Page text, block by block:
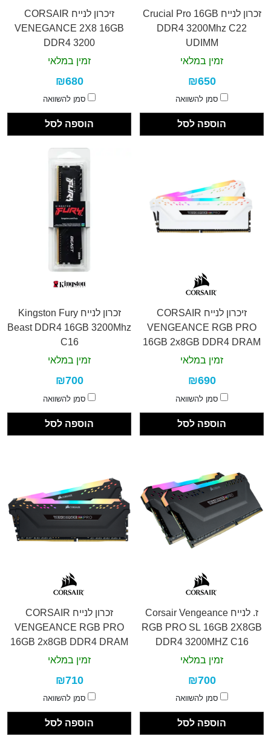
זכרון לנייח Crucial Pro 16GB
DDR4 3200Mhz C22
UDIMM
זמין במלאי
₪650
סמן להשוואה
הוספה לסל
זיכרון לנייח CORSAIR
VENEGANCE 2X8 16GB
DDR4 3200
זמין במלאי
₪680
סמן להשוואה
הוספה לסל
זיכרון לנייח CORSAIR
VENGEANCE RGB PRO
16GB 2x8GB DDR4 DRAM
WHITE
זמין במלאי
₪690
סמן להשוואה
הוספה לסל
זכרון לנייח Kingston Fury
Beast DDR4 16GB 3200Mhz
C16
זמין במלאי
₪700
סמן להשוואה
הוספה לסל
ז. לנייח Corsair Vengeance
RGB PRO SL 16GB 2X8GB
DDR4 3200MHZ C16
זמין במלאי
₪700
סמן להשוואה
הוספה לסל
זכרון לנייח CORSAIR
VENGEANCE RGB PRO
16GB 2x8GB DDR4 DRAM
זמין במלאי
₪710
סמן להשוואה
הוספה לסל